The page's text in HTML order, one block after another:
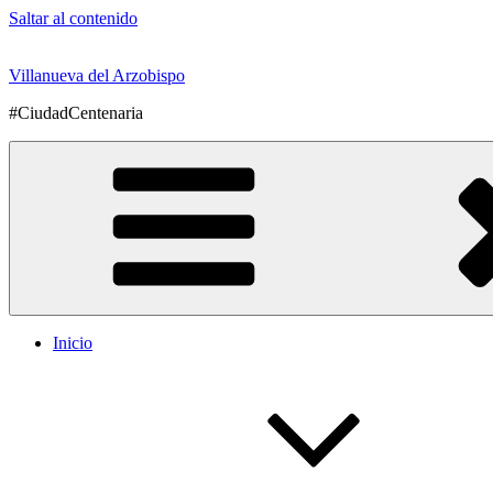
Saltar al contenido
Villanueva del Arzobispo
#CiudadCentenaria
Inicio